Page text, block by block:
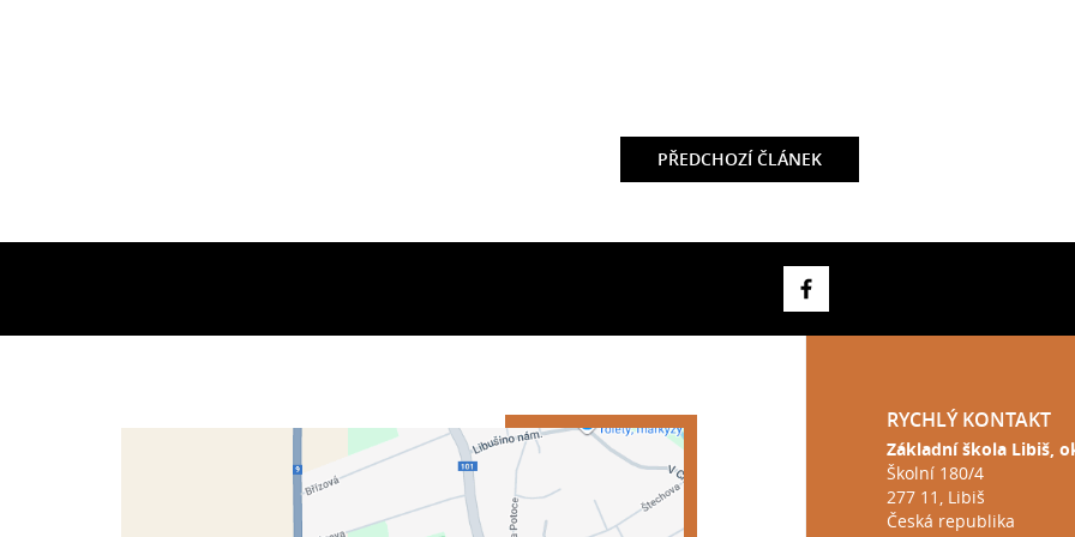
PŘEDCHOZÍČLÁNEK
RYCHLÝ KONTAKT
Základní škola Libiš,
Školní 180/4
277 11, Libiš
Česká republika